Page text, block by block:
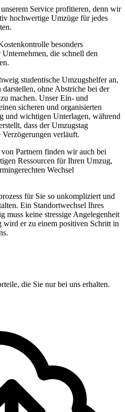
Service profitieren, denn wir
hochwertige Umzüge für jedes
besonders
die schnell den
studentische Umzugshelfer an,
ohne Abstriche bei der
zu machen. Unser Ein- und
sicheren und organisierten
und wichtigen Unterlagen, während
dass der Umzugstag
verläuft.
Partnern finden wir auch bei
Ressourcen für Ihren Umzug,
Wechsel
für Sie so unkompliziert und
Ein Standortwechsel Ihres
muss keine stressige Angelegenheit
wird er zu einem positiven Schritt in
die Sie nur bei uns erhalten.